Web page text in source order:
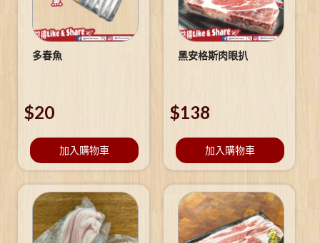
多春魚
$20
加入購物車
黑安格斯肉眼扒
$138
加入購物車